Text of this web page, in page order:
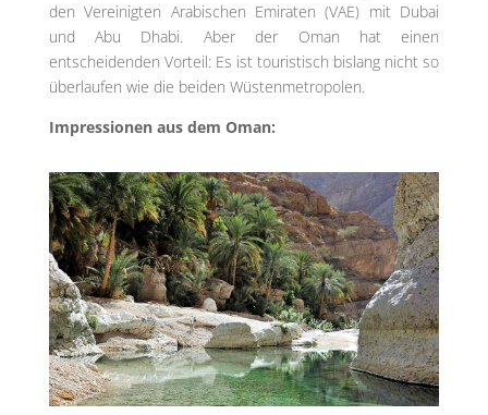
den Vereinigten Arabischen Emiraten (VAE) mit Dubai
und Abu Dhabi. Aber der Oman hat einen
entscheidenden Vorteil: Es ist touristisch bislang nicht so
überlaufen wie die beiden Wüstenmetropolen.
Impressionen aus dem Oman: